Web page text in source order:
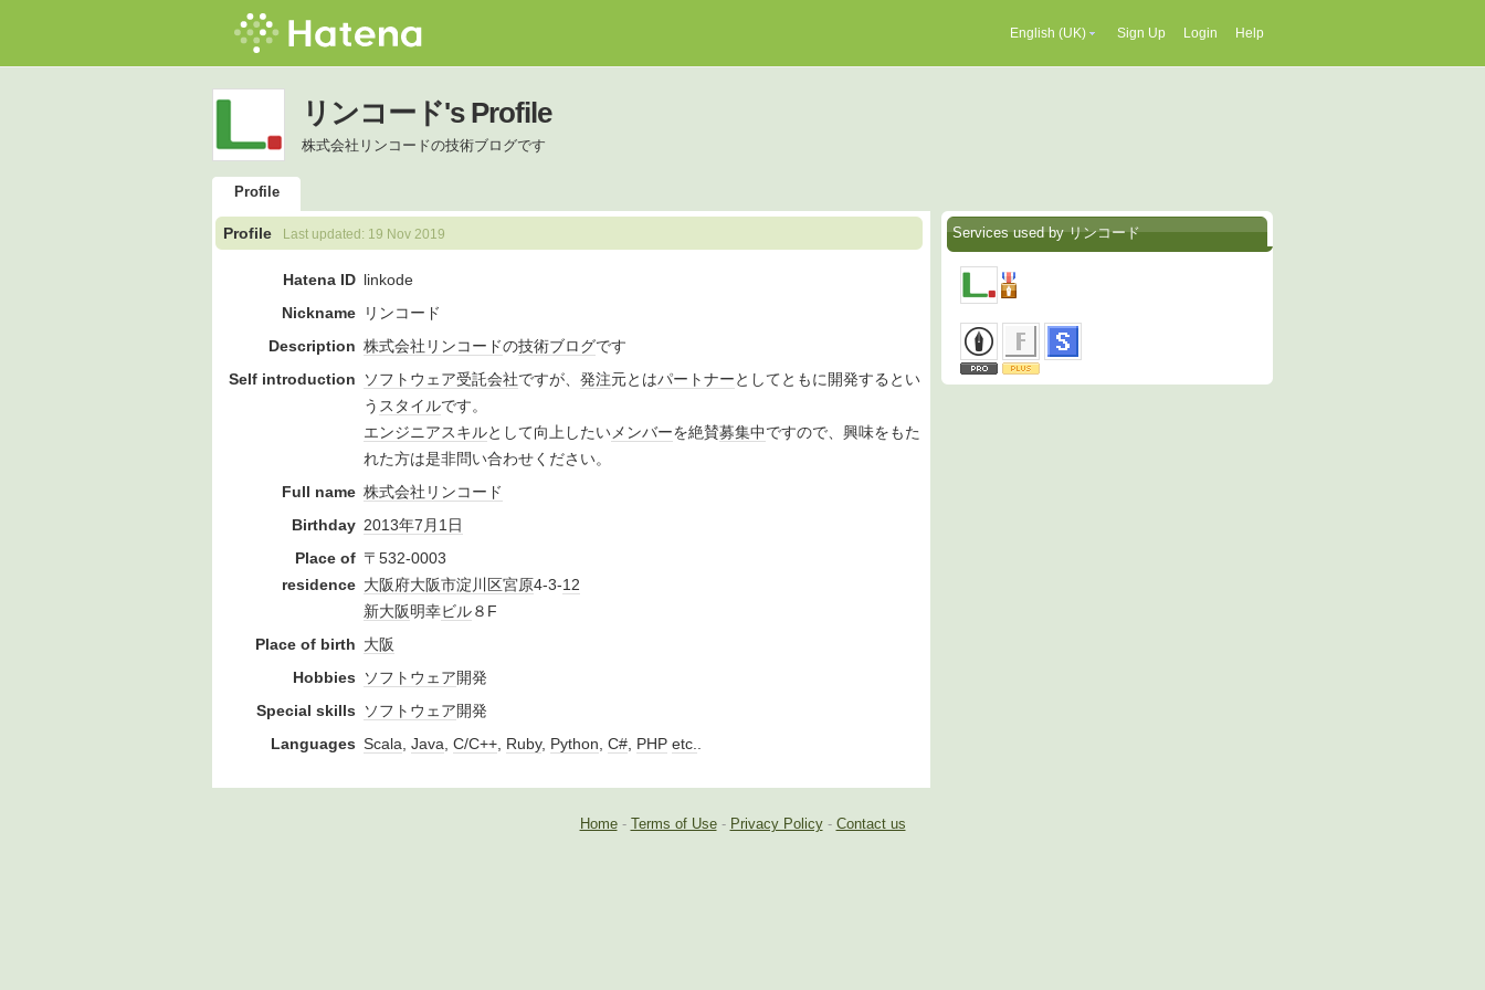
English (UK) Sign Up Login Help
リンコード's Profile
株式会社リンコードの技術ブログです
Profile
Profile Last updated: 19 Nov 2019
Hatena ID linkode
Nickname
リンコード
Description 株式会社 リンコードの技術ブログです
Self introduction
ソフトウェア受託会社ですが、 発注元とはパートナーとしてともに開発するとい
う スタイルです。
エンジニアスキルとして向上したいメンバーを絶賛募集中ですので、興味をもた
れた方は是非問い合わせください。
Full name 株式会社 リンコード
Birthday 2013年7月1日
Place of
residence
〒532-0003
大阪府大阪市淀川区宮原4-3-12
新大阪明幸ビル８F
Place of birth 大阪
Hobbies
ソフトウェア開発
Special skills
ソフトウェア開発
Languages Scala, Java, C/C++, Ruby, Python, C#, PHP etc..
Services used by リンコード
Home- Terms of Use- Privacy Policy- Contact us